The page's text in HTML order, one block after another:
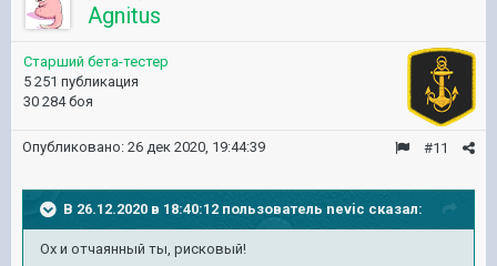
Agnitus
Старший бета-тестер
5 251 публикация
30 284 боя
#11
Опубликовано: 26 дек 2020, 19:44:39
В 26.12.2020 в 18:40:12 пользователь nevic сказал:
Ох и отчаянный ты, рисковый!